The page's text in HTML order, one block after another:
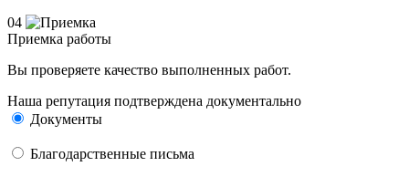
04
Приемка работы
Вы проверяете качество выполненных работ.
Наша репутация подтверждена документально
Документы
Благодарственные письма